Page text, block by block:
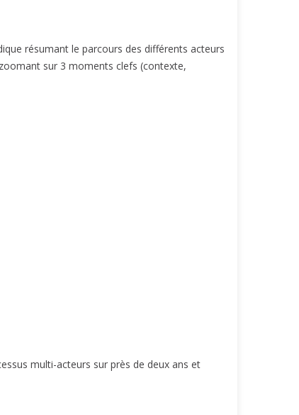
résumant le parcours des différents acteurs
sur 3 moments clefs (contexte,
multi-acteurs sur près de deux ans et